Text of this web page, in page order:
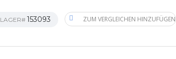
LAGER# 153093 ZUM VERGLEICHEN HINZUFÜGEN